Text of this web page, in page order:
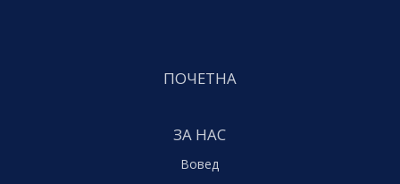
ПОЧЕТНА
ЗА НАС
Вовед